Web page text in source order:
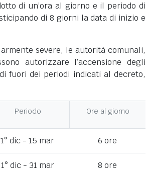
di un’ora al giorno e il periodo di
di 8 giorni la data di inizio e
severe, le autorità comunali,
autorizzare l’accensione degli
fuori dei periodi indicati al decreto,
Periodo Ore al giorno
1° dic - 15 mar 6 ore
1° dic - 31 mar 8 ore